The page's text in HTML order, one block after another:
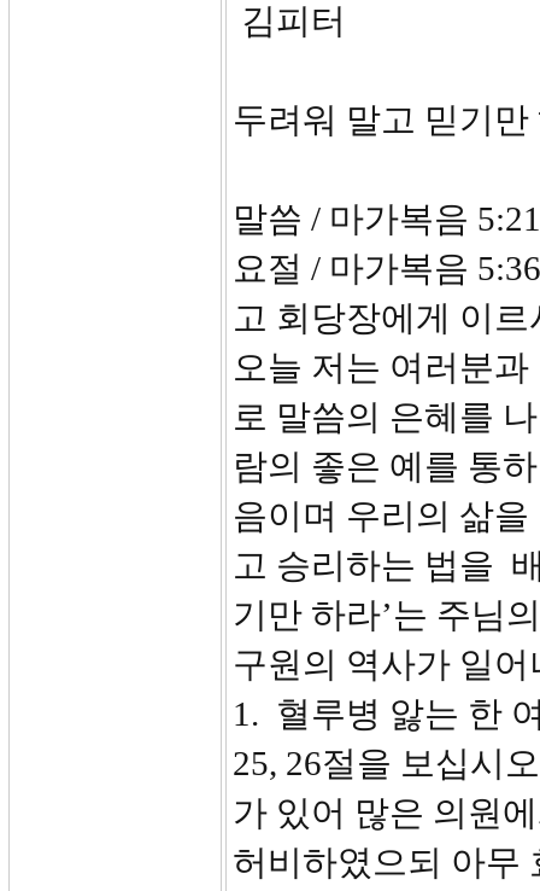
김피터
두려워 말고 믿기만
말씀 / 마가복음
요절 / 마가복음
고 회당장에게 이
오늘 저는 여러분
로 말씀의 은혜를
람의 좋은 예를 통
음이며 우리의 삶
고 승리하는 법을
기만 하라’는 주님
구원의 역사가 일
1. 혈루병 앓는 한
25, 26절을 보십시
가 있어 많은 의원
허비하였으되 아무